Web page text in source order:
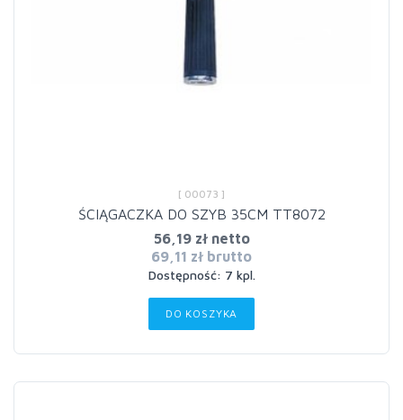
[ 00073 ]
ŚCIĄGACZKA DO SZYB 35CM TT8072
56,19 zł netto
69,11 zł brutto
Dostępność: 7 kpl.
DO KOSZYKA